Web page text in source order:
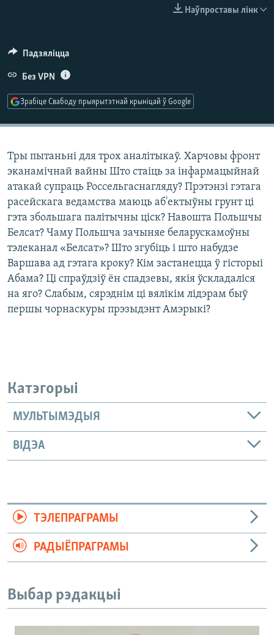
Наўпроставы лінк
Падзяліцца
Без VPN
Зрабіце Свабоду прыярытэтнай крыніцай ў Google
Тры пытаньні для трох аналітыкаў. Харчовы фронт
эканамічнай вайны Што стаіць за інфармацыйнай
атакай супраць Россельгаснагляду? Прэтэнзі гэтага
расейскага ведамства маюць аб'ектыўны грунт ці
гэта збольшага палітычны ціск? Навошта Польшчы
Белсат? Чаму Польшча зачыняе беларускамоўны
тэлеканал «Белсат»? Што згубіць і што набудзе
Варшава ад гэтага кроку? Кім застанецца ў гісторыі
Абама? Ці спраўдзіў ён спадзевы, якія ўскладаліся
на яго? Слабым, сярэднім ці вялікім лідэрам быў
першы чорнаскуры прэзыдэнт Амэрыкі?
Катэгорыі
МУЛЬТЫМЭДЫЯ
ВІДЭА
ТЭЛЕПРАГРАМЫ
РАДЫЁПРАГРАМЫ
Выбар рэдакцыі